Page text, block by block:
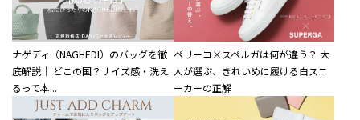
ナゲディ（NAGHEDI）のバッグを徹
底解説｜ どこの国？サイズ感・洗え
るって本...
ペリーコ×スペルガは何が違う？ 大
人が選ぶ、きれいめに履ける白スニ
ーカーの正解